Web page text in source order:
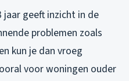
jaar geeft inzicht in de
problemen zoals
kun je dan vroeg
voor woningen ouder